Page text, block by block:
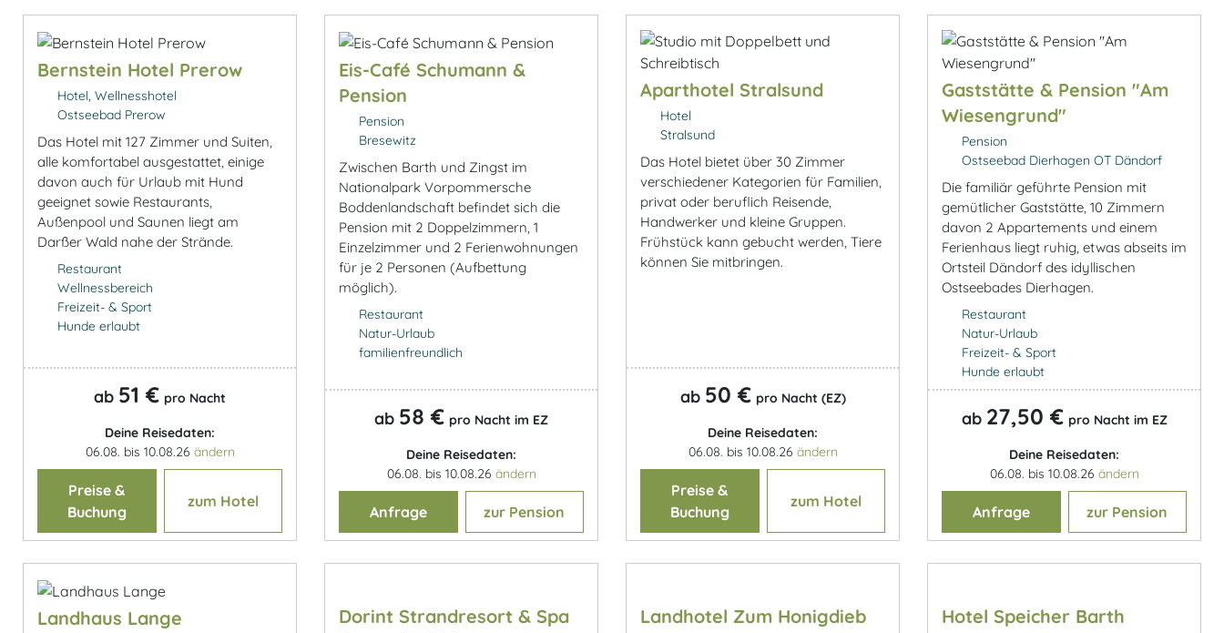
Bernstein Hotel Prerow
Hotel, Wellnesshotel
Ostseebad Prerow
Das Hotel mit 127 Zimmer und Suiten,
alle komfortabel ausgestattet, einige
davon auch für Urlaub mit Hund
geeignet sowie Restaurants,
Außenpool und Saunen liegt am
Darßer Wald nahe der Strände.
Restaurant
Wellnessbereich
Freizeit- & Sport
Hunde erlaubt
ab 51 € pro Nacht
Deine Reisedaten:
06.08. bis 10.08.26 ändern
Preise &
Buchung
zum Hotel
Eis-Café Schumann &
Pension
Pension
Bresewitz
Zwischen Barth und Zingst im
Nationalpark Vorpommersche
Boddenlandschaft befindet sich die
Pension mit 2 Doppelzimmern, 1
Einzelzimmer und 2 Ferienwohnungen
für je 2 Personen (Aufbettung
möglich).
Restaurant
Natur-Urlaub
familienfreundlich
ab 58 € pro Nacht im EZ
Deine Reisedaten:
06.08. bis 10.08.26 ändern
Anfrage zur Pension
Aparthotel Stralsund
Hotel
Stralsund
Das Hotel bietet über 30 Zimmer
verschiedener Kategorien für Familien,
privat oder beruflich Reisende,
Handwerker und kleine Gruppen.
Frühstück kann gebucht werden, Tiere
können Sie mitbringen.
ab 50 € pro Nacht (EZ)
Deine Reisedaten:
06.08. bis 10.08.26 ändern
Preise &
Buchung
zum Hotel
Gaststätte & Pension "Am
Wiesengrund"
Pension
Ostseebad Dierhagen OT Dändorf
Die familiär geführte Pension mit
gemütlicher Gaststätte, 10 Zimmern
davon 2 Appartements und einem
Ferienhaus liegt ruhig, etwas abseits im
Ortsteil Dändorf des idyllischen
Ostseebades Dierhagen.
Restaurant
Natur-Urlaub
Freizeit- & Sport
Hunde erlaubt
ab 27,50 € pro Nacht im EZ
Deine Reisedaten:
06.08. bis 10.08.26 ändern
Anfrage zur Pension
Landhaus Lange
Dorint Strandresort & Spa
Landhotel Zum Honigdieb Hotel Speicher Barth